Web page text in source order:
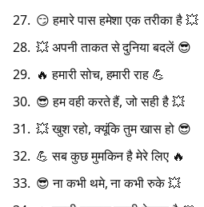
😏 हमारे पास हमेशा एक तरीका है 💥
💥 अपनी ताकत से दुनिया बदलें 😎
🔥 हमारी सोच, हमारी राह 💪
😎 हम वही करते हैं, जो सही है 💥
💥 खुश रहो, क्यूंकि तुम खास हो 😎
💪 सब कुछ मुमकिन है मेरे लिए 🔥
😎 ना कभी थमे, ना कभी रुके 💥